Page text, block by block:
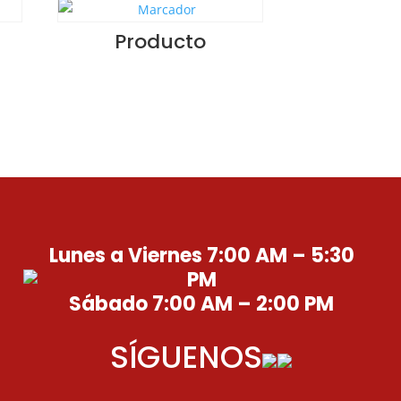
Producto
Lunes a Viernes 7:00 AM – 5:30
PM
Sábado 7:00 AM – 2:00 PM
SÍGUENOS